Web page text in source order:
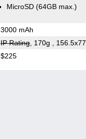
MicroSD (64GB max.)
3000 mAh
IP Rating, 170g ,
$225